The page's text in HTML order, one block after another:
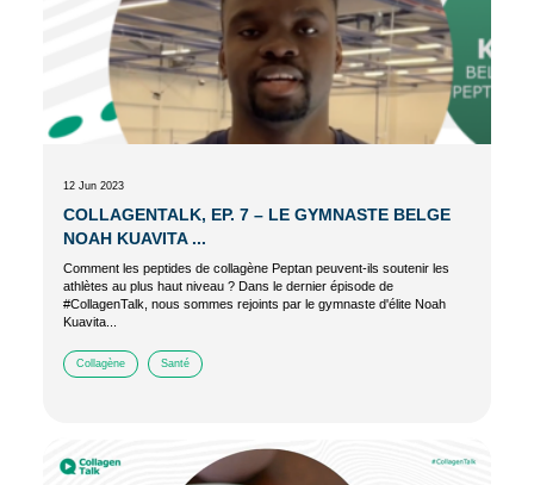
12 Jun 2023
COLLAGENTALK, EP. 7 – LE GYMNASTE BELGE
NOAH KUAVITA ...
Comment les peptides de collagène Peptan peuvent-ils soutenir les
athlètes au plus haut niveau ? Dans le dernier épisode de
#CollagenTalk, nous sommes rejoints par le gymnaste d'élite Noah
Kuavita...
Collagène Santé